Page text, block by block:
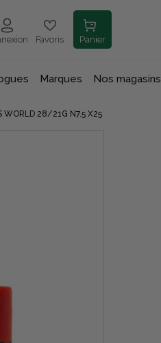
Favoris Panier
Marques Nos magasins
WORLD 28/21G N7.5 X25